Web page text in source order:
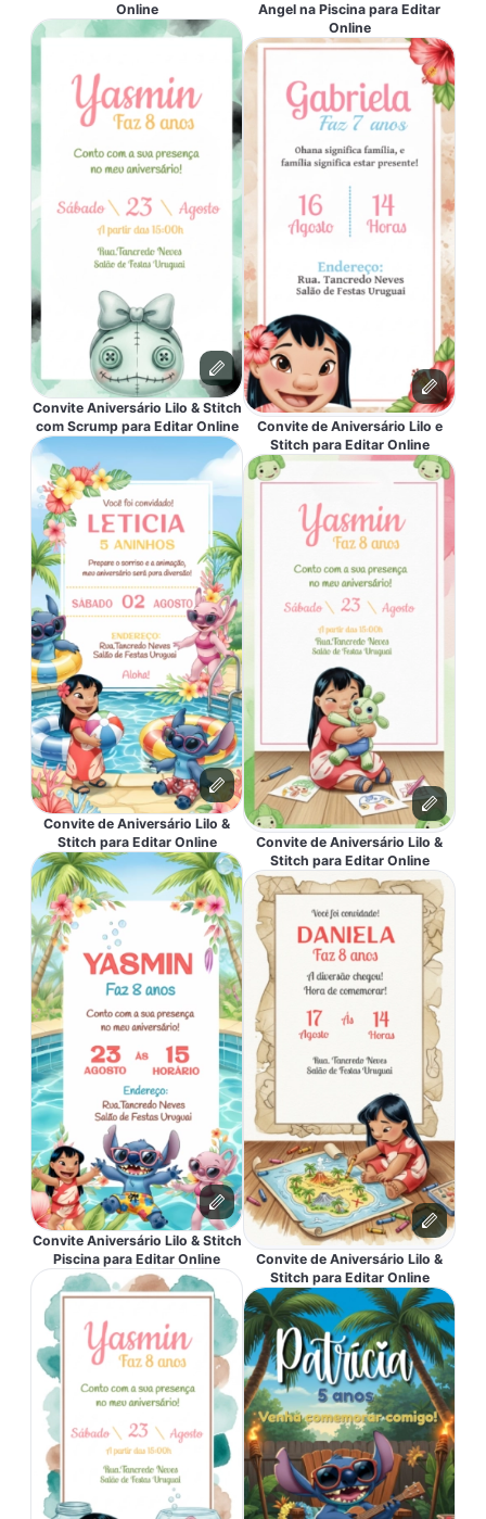
Online
Convite Aniversário Lilo & Stitch
com Scrump para Editar Online
Convite de Aniversário Lilo &
Stitch para Editar Online
Convite Aniversário Lilo & Stitch
Piscina para Editar Online
Angel na Piscina para Editar
Online
Convite de Aniversário Lilo e
Stitch para Editar Online
Convite de Aniversário Lilo &
Stitch para Editar Online
Convite de Aniversário Lilo &
Stitch para Editar Online